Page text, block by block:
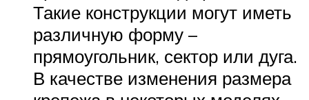
Такие конструкции могут иметь
различную форму –
прямоугольник, сектор или дуга.
В качестве изменения размера